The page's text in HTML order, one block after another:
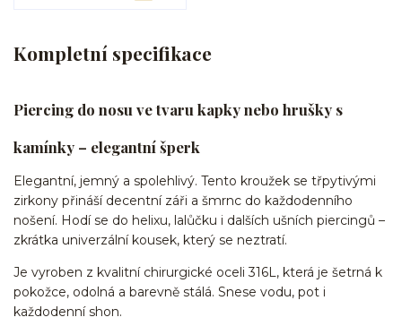
Kompletní specifikace
Piercing do nosu ve tvaru kapky nebo hrušky s
kamínky – elegantní šperk
Elegantní, jemný a spolehlivý. Tento kroužek se třpytivými
zirkony přináší decentní záři a šmrnc do každodenního
nošení. Hodí se do helixu, lalůčku i dalších ušních piercingů –
zkrátka univerzální kousek, který se neztratí.
Je vyroben z kvalitní chirurgické oceli 316L, která je šetrná k
pokožce, odolná a barevně stálá. Snese vodu, pot i
každodenní shon.